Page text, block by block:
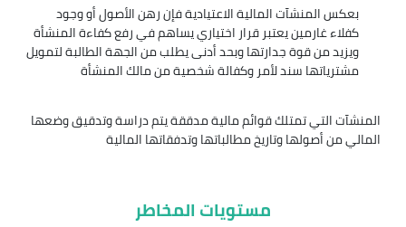
بعكس المنشآت المالية الاعتيادية فإن رهن الأصول أو وجود
كفلاء غارمين يعتبر قرار اختياري يساهم في رفع كفاءة المنشأة
ويزيد من قوة جدارتها وبحد أدنى يطلب من الجهة الطالبة لتمويل
مشترياتها سند لأمر وكفالة شخصية من مالك المنشأة
المنشآت التي تمتلك قوائم مالية مدققة يتم دراسة وتدقيق وضعها
المالي من أصولها وتاريخ مطالباتها وتدفقاتها المالية
مستويات المخاطر